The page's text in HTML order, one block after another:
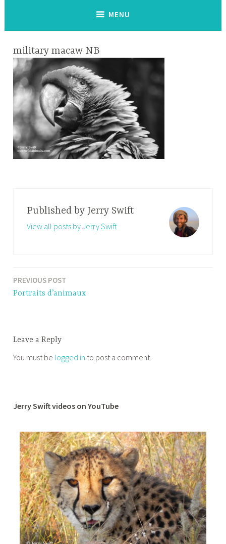
MENU
military macaw NB
Published by Jerry Swift
View all posts by Jerry Swift
Post
PREVIOUS POST
Portraits d’animaux
Leave a Reply
You must be logged in to post a comment.
Jerry Swift videos on YouTube